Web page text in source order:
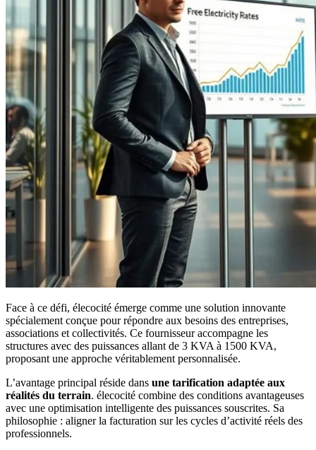
Face à ce défi, élecocité émerge comme une solution innovante
spécialement conçue pour répondre aux besoins des entreprises,
associations et collectivités. Ce fournisseur accompagne les
structures avec des puissances allant de 3 KVA à 1500 KVA,
proposant une approche véritablement personnalisée.
L’avantage principal réside dans une tarification adaptée aux
réalités du terrain. élecocité combine des conditions avantageuses
avec une optimisation intelligente des puissances souscrites. Sa
philosophie : aligner la facturation sur les cycles d’activité réels des
professionnels.